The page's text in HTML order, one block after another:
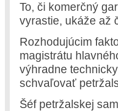
To, či komerčný
vyrastie, ukáže až
Rozhodujúcim
magistrátu
výhradne
schvaľovať
Šéf petržalskej